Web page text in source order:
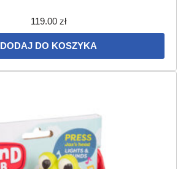
119.00 zł
DODAJ DO KOSZYKA